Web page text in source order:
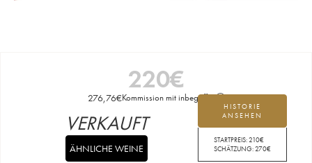
220€
276,76€Kommission mit inbegriffen
HISTORIE
ANSEHEN
STARTPREIS:210€
SCHÄTZUNG:270€
VERKAUFT
ÄHNLICHE WEINE